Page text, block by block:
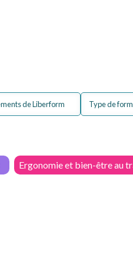
de Liberform Type de
Ergonomie et bien-être au